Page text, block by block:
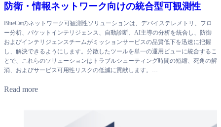
防衛・情報ネットワーク向けの統合型可観測性
BlueCatのネットワーク可観測性ソリューションは、デバイステレメトリ、フロ
ー分析、パケットインテリジェンス、自動診断、AI主導の分析を統合し、防御
およびインテリジェンスチームがミッションサービスの品質低下を迅速に把握
し、解決できるようにします。分散したツールを単一の運用ビューに統合するこ
とで、これらのソリューションはトラブルシューティング時間の短縮、死角の解
消、およびサービス可用性リスクの低減に貢献します。…
Read more